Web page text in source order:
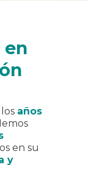
en
años
en su
y